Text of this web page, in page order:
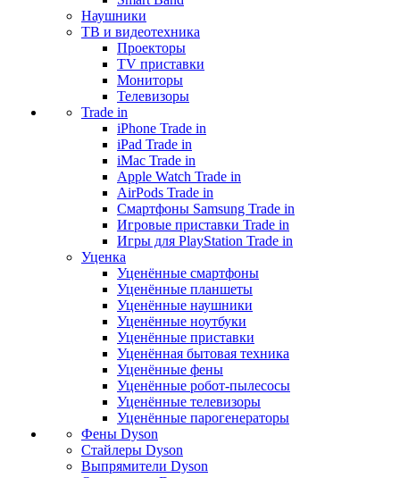
Наушники
ТВ и видеотехника
Проекторы
TV приставки
Мониторы
Телевизоры
Trade in
iPhone Trade in
iPad Trade in
iMac Trade in
Apple Watch Trade in
AirPods Trade in
Смартфоны Samsung Trade in
Игровые приставки Trade in
Игры для PlayStation Trade in
Уценка
Уценённые смартфоны
Уценённые планшеты
Уценённые наушники
Уценённые ноутбуки
Уценённые приставки
Уценённая бытовая техника
Уценённые фены
Уценённые робот-пылесосы
Уценённые телевизоры
Уценённые парогенераторы
Фены Dyson
Стайлеры Dyson
Выпрямители Dyson